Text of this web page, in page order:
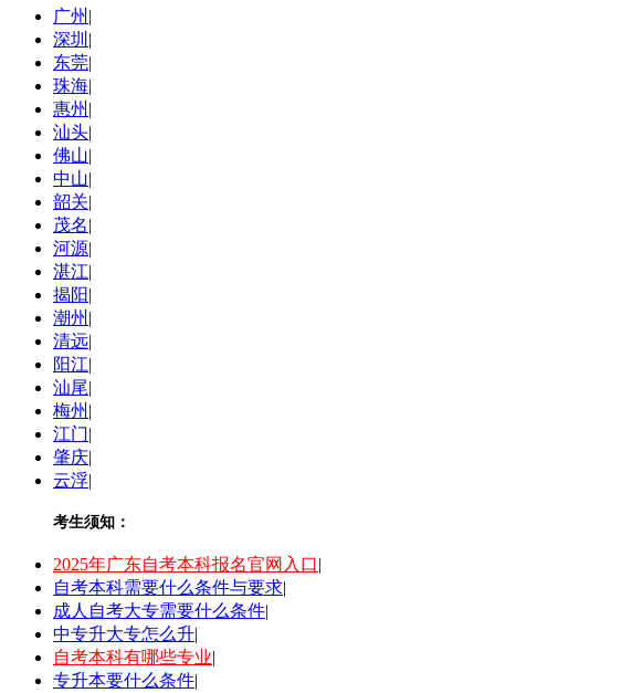
广州 |
深圳 |
东莞|
珠海|
惠州 |
汕头|
佛山|
中山|
韶关|
茂名|
河源|
湛江|
揭阳|
潮州 |
清远|
阳江|
汕尾|
梅州 |
江门|
肇庆|
云浮|
考生须知：
2025年广东自考本科报名官网入口|
自考本科需要什么条件与要求|
成人自考大专需要什么条件|
中专升大专怎么升|
自考本科有哪些专业|
专升本要什么条件|